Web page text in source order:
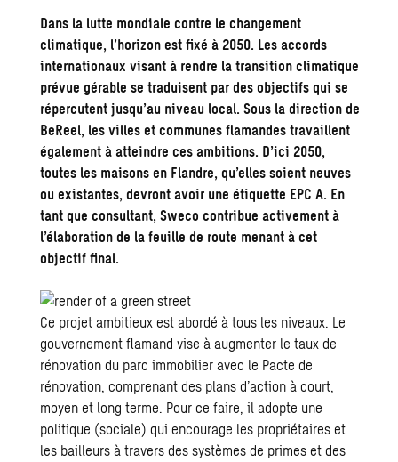
Dans la lutte mondiale contre le changement
climatique, l’horizon est fixé à 2050. Les accords
internationaux visant à rendre latransition climatique
prévue gérable se traduisent par des objectifs qui se
répercutent jusqu’au niveau local. Sous la direction de
BeReel, les villes et communes flamandes travaillent
également à atteindre ces ambitions. D’ici 2050,
toutes les maisons en Flandre, qu’elles soient neuves
ou existantes, devront avoir une étiquette EPC A. En
tant que consultant, Sweco contribue activement à
l’élaboration de la feuille de route menant à cet
objectif final.
Ce projet ambitieux est abordé à tous les niveaux. Le
gouvernement flamand vise à augmenter le taux de
rénovation du parc immobilier avec le Pacte de
rénovation, comprenant des plans d’action à court,
moyen et long terme. Pour ce faire, il adopte une
politique (sociale) qui encourage les propriétaires et
les bailleurs à travers des systèmes de primes et des